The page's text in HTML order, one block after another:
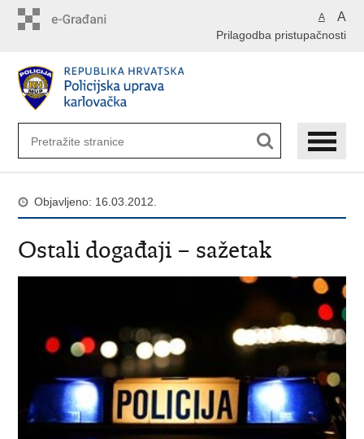
A A
Prilagodba pristupačnosti
Objavljeno: 16.03.2012.
Ostali događaji – sažetak